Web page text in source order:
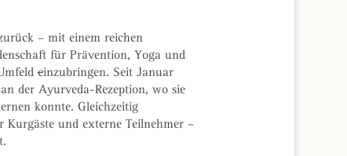
– mit einem reichen
für Prävention, Yoga und
einzubringen. Seit Januar
der Ayurveda-Rezeption, wo sie
konnte. Gleichzeitig
und externe Teilnehmer –